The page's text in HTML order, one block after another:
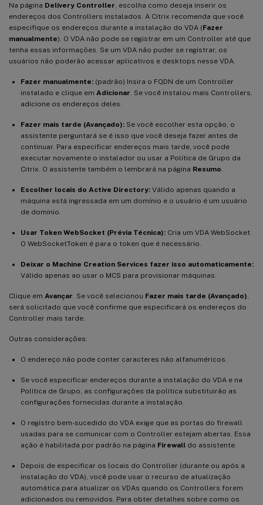
Na página Delivery Controller , escolha como deseja inserir os
endereços dos Controllers instalados. A Citrix recomenda que você
especifique os endereços durante a instalação do VDA (Fazer
manualmente). O VDA não pode se registrar em um Controller até que
tenha essas informações. Se um VDA não puder se registrar, os
usuários não poderão acessar aplicativos e desktops nesse VDA.
Fazer manualmente: (padrão) Insira o FQDN de um Controller
instalado e clique em Adicionar . Se você instalou mais Controllers,
adicione os endereços deles.
Fazer mais tarde (Avançado): Se você escolher esta opção, o
assistente perguntará se é isso que você deseja fazer antes de
continuar. Para especificar endereços mais tarde, você pode
executar novamente o instalador ou usar a Política de Grupo da
Citrix. O assistente também o lembrará na página Resumo
Escolher locais do Active Directory: Válido apenas quando a
máquina está ingressada em um domínio e o usuário é um usuário
de domínio.
Usar Token WebSocket (Prévia Técnica): Cria um VDA WebSocket.
O WebSocketToken é para o token que é necessário.
Deixar o Machine Creation Services fazer isso automaticamente:
Válido apenas ao usar o MCS para provisionar máquinas.
Clique em Avançar . Se você selecionou Fazer mais tarde (Avançado)
será solicitado que você confirme que especificará os endereços do
Controller mais tarde.
Outras considerações:
O endereço não pode conter caracteres não alfanuméricos.
Se você especificar endereços durante a instalação do VDA e na
Política de Grupo, as configurações da política substituirão as
configurações fornecidas durante a instalação.
O registro bem-sucedido do VDA exige que as portas do firewall
usadas para se comunicar com o Controller estejam abertas. Essa
ação é habilitada por padrão na página Firewall do assistente.
Depois de especificar os locais do Controller (durante ou após a
instalação do VDA), você pode usar o recurso de atualização
automática para atualizar os VDAs quando os Controllers forem
adicionados ou removidos. Para obter detalhes sobre como os